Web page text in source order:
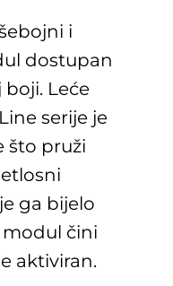
i
dostupan
Leće
serije je
što pruži
ga bijelo
modul čini
aktiviran.